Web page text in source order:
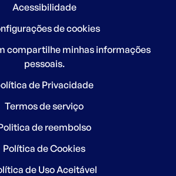
Acessibilidade
de cookies
compartilhe minhas informações
pessoais.
de Privacidade
Termos de serviço
de reembolso
Política de Cookies
de Uso Aceitável